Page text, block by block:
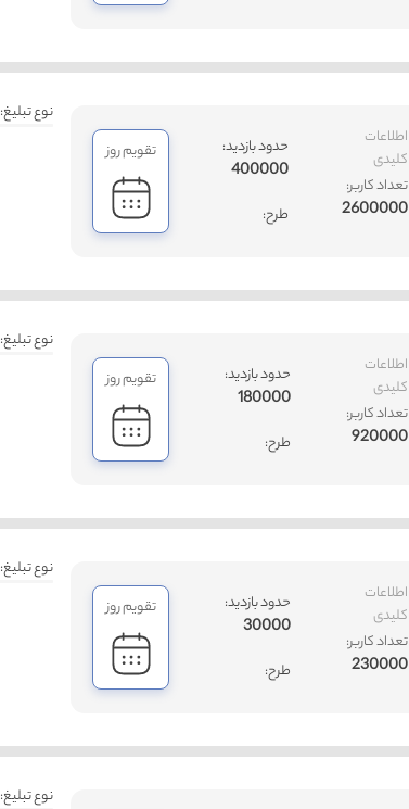
نوع تبلیغ:
اطلاعات
کلیدی
تعداد کاربر:
2600000
حدود بازدید:
400000
طرح:
تقویم روز
نوع تبلیغ:
اطلاعات
کلیدی
تعداد کاربر:
920000
حدود بازدید:
180000
طرح:
تقویم روز
نوع تبلیغ:
اطلاعات
کلیدی
تعداد کاربر:
230000
حدود بازدید:
30000
طرح:
تقویم روز
نوع تبلیغ: